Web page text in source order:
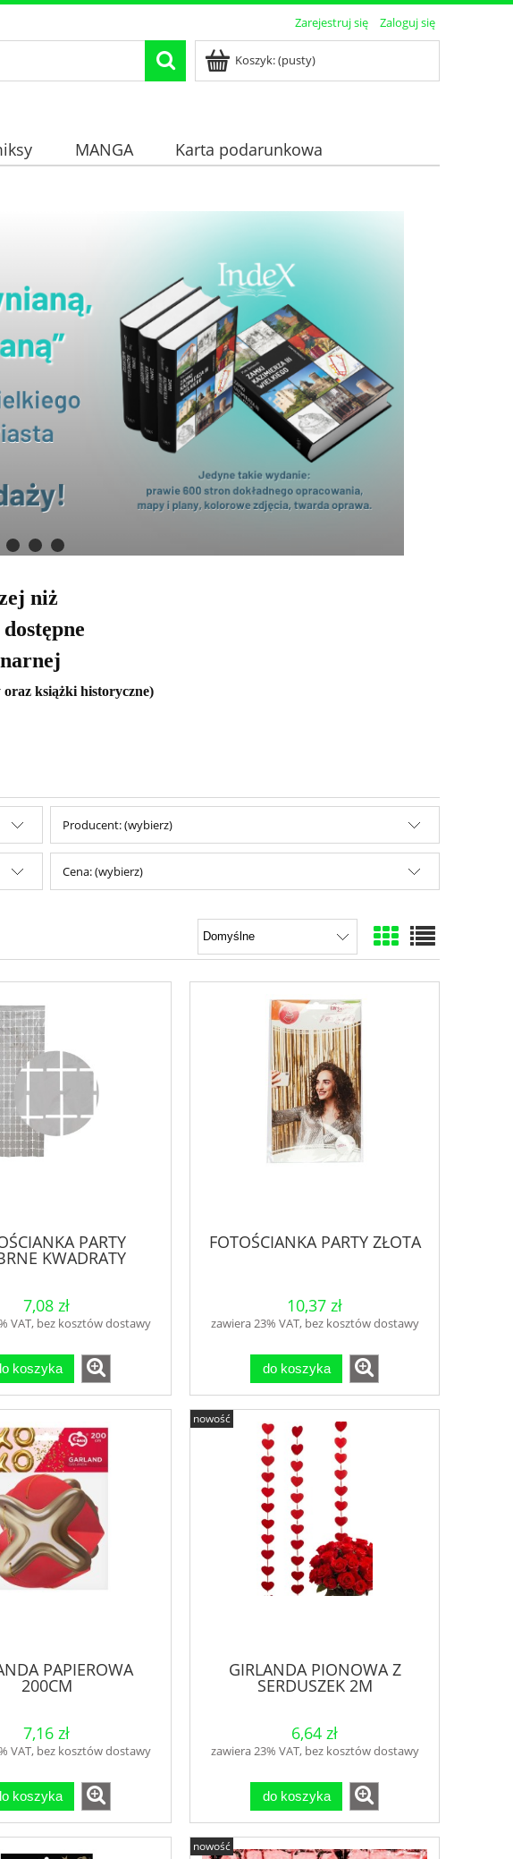
Zarejestruj się Zaloguj się
Koszyk:(pusty)
MANGA Karta podarunkowa
niż
książki historyczne)
Producent: (wybierz)
Cena: (wybierz)
PARTY
KWADRATY
7,08 zł
VAT, bez kosztów dostawy
koszyka
FOTOŚCIANKA PARTY ZŁOTA
10,37 zł
zawiera 23% VAT, bez kosztów dostawy
do koszyka
PAPIEROWA
200CM
7,16 zł
VAT, bez kosztów dostawy
koszyka
GIRLANDA PIONOWA Z
SERDUSZEK 2M
6,64 zł
zawiera 23% VAT, bez kosztów dostawy
do koszyka
nowość
nowość